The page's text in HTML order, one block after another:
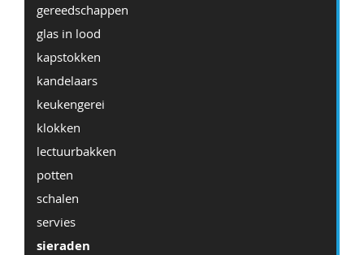
gereedschappen
glas in lood
kapstokken
kandelaars
keukengerei
klokken
lectuurbakken
potten
schalen
servies
sieraden